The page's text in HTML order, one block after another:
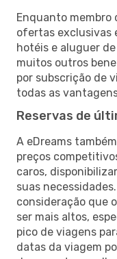
Enquanto membro
ofertas exclusivas
hotéis e aluguer
muitos outros
por subscrição de
todas as
Reservas de
A eDreams
preços
caros,
suas
consideração que
ser mais altos,
pico de viagens
datas da viagem